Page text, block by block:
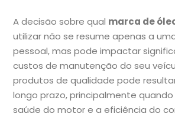
A decisão sobre qual marca de
utilizar não se resume apenas a
pessoal, mas pode impactar
custos de manutenção do seu
produtos de qualidade pode
longo prazo, principalmente
saúde do motor e a eficiência do